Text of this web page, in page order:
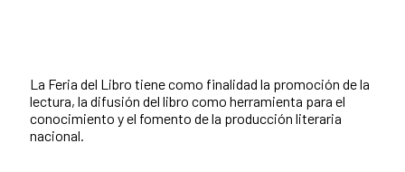
La Feria del Libro tiene como finalidad la promoción de la
lectura, la difusión del libro como herramienta para el
conocimiento y el fomento de la producción literaria
nacional.